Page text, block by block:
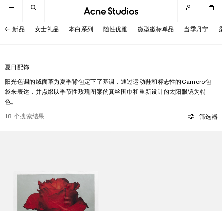
跳转至导航
跳转至主内容区域
跳转至页脚
新品 女士礼品 本白系列 随性优雅 微型徽标单品 当季丹宁
夏日配饰
阳光色调的绒面革为夏季背包定下了基调，通过运动鞋和标志性的Camero包
袋来表达，并点缀以季节性玫瑰图案的真丝围巾和重新设计的太阳眼镜为特
色。
18 个搜索结果 筛选器